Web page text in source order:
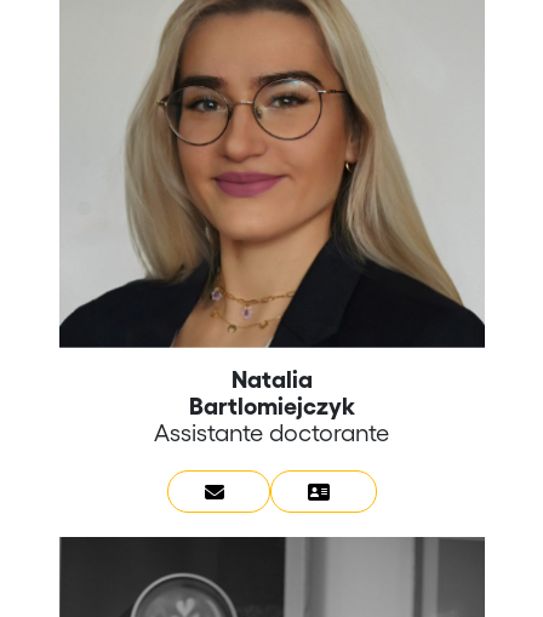
Natalia
Bartlomiejczyk
Assistante doctorante